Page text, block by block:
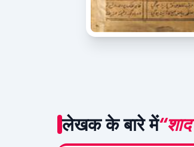
लेखक के बारे में